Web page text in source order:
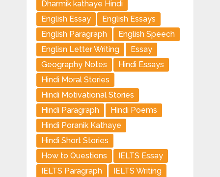
Dharmik kathaye Hindi
English Essay
English Essays
English Paragraph
English Speech
Englisn Letter Writing
Essay
Geography Notes
Hindi Essays
Hindi Moral Stories
Hindi Motivational Stories
Hindi Paragraph
Hindi Poems
Hindi Poranik Kathaye
Hindi Short Stories
How to Questions
IELTS Essay
IELTS Paragraph
IELTS Writing